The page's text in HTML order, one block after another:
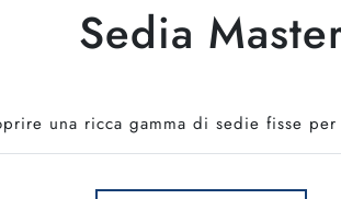
Sedia
una ricca gamma di sedie fisse